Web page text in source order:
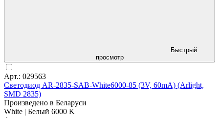
Быстрый
просмотр
Арт.: 029563
Светодиод AR-2835-SAB-White6000-85 (3V, 60mA) (Arlight,
SMD 2835)
Произведено в Беларуси
White | Белый 6000 K